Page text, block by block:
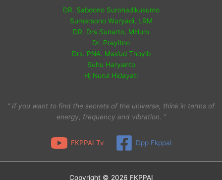
DR. Sabdono Surohadikusumo
Sumarsono Wuryadi, LRM
DR. Drs Sunarto, MHum
Dr. Prayitno
Drs. PNA. Mas’ud Thoyib
Suhu Haryanto
Hj Nurul Hidayati
“ If you want to find the secrets of the universe, think in terms of
energy, frequency and vibration. ”
FKPPAI Tv Dpp Fkppai
Copyright © 2026 FKPPAI